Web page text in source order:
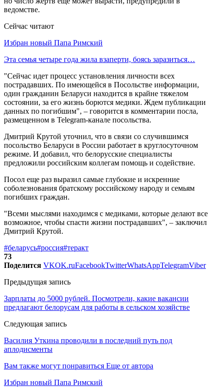
ведомстве.
Сейчас читают
Избран новый Папа Римский
Эта семья четыре года жила взаперти, боясь заразиться…
"Сейчас идет процесс установления личности всех
пострадавших. По имеющейся в Посольстве информации,
один гражданин Беларуси находится в крайне тяжелом
состоянии, за его жизнь борются медики. Ждем публикации
данных по погибшим", – говорится в комментарии посла,
размещенном в Telegram-канале посольства.
Дмитрий Крутой уточнил, что в связи со случившимся
посольство Беларуси в России работает в круглосуточном
режиме. И добавил, что белорусские специалисты
предложили российским коллегам помощь и содействие.
Посол еще раз выразил самые глубокие и искренние
соболезнования братскому российскому народу и семьям
погибших граждан.
"Всеми мыслями находимся с медиками, которые делают все
возможное, чтобы спасти жизни пострадавших", – заключил
Дмитрий Крутой.
#беларусь#россия#теракт
73
Поделится VKOK.ruFacebookTwitterWhatsAppTelegramViber
Предыдущая запись
Зарплаты до 5000 рублей. Посмотрели, какие вакансии
предлагают белорусам для работы в сельском хозяйстве
Следующая запись
Василия Уткина проводили в последний путь под
аплодисменты
Вам также могут понравиться Еще от автора
Избран новый Папа Римский